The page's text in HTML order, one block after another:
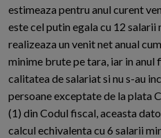
estimeaza pentru anul curent
este cel putin egala cu 12
realizeaza un venit net anual
minime brute pe tara, iar in anul
calitatea de salariat si nu s-au
persoane exceptate de la plata
(1) din Codul fiscal, aceasta
calcul echivalenta cu 6 salarii